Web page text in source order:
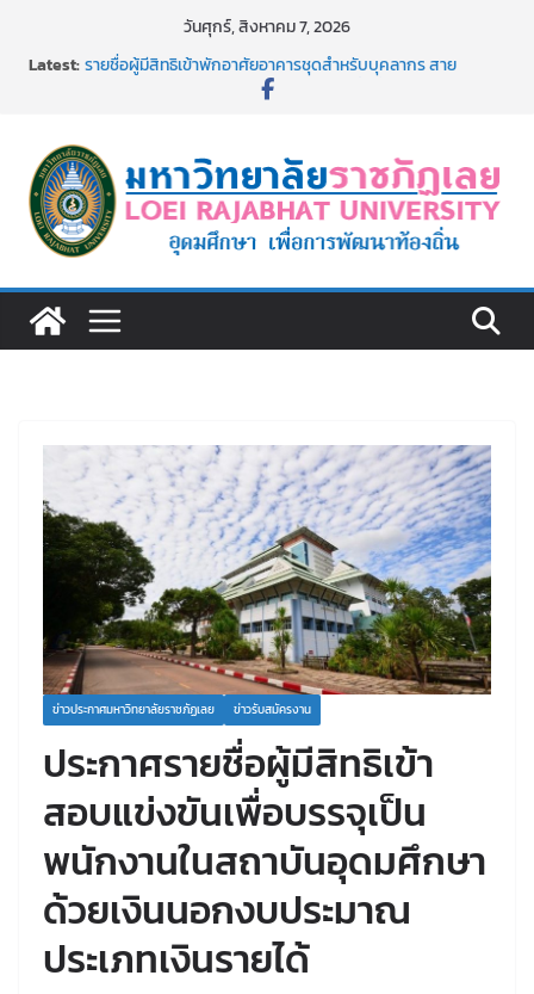
วันศุกร์, สิงหาคม 7, 2026
Latest:รายชื่อผู้มีสิทธิเข้าพักอาศัยอาคารชุดสำหรับบุคลากร สาย
สนับสนุน สังกัดมหาวิทยาลัยราชภัฏเลย ครั้งที่ 2/2569
๑,๙๗๒ ชุด โดยวิธีเฉพาะเจาะจง
ม.ราชภัฏเลย จัดกิจกรรมจิตอาสาบำเพ็ญสาธารณประโยชน์ และ
บำเพ็ญสาธารณกุศล 69
รายชื่อผู้ผ่านการสอบแข่งขันเพื่อเป็นลูกจ้างชั่วคราว (รายวัน)
สังกัดมหาวิทยาลัยราชภัฏเลย ด้วยเงินนอกงบประมาณ ประเภท
ข่าวประกาศมหาวิทยาลัยราชภัฏเลย ข่าวรับสมัครงาน
ประกาศรายชื่อผู้มีสิทธิเข้า
สอบแข่งขันเพื่อบรรจุเป็น
พนักงานในสถาบันอุดมศึกษา
ด้วยเงินนอกงบประมาณ
ประเภทเงินรายได้